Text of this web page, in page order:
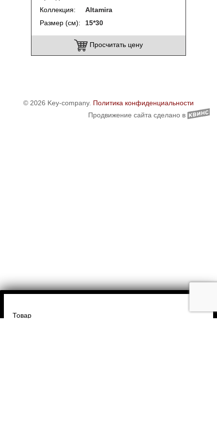
Коллекция
Altamira
Размер (см)
15*30
Просчитать цену
© 2026 Key-company. Политика конфиденциальности
Продвижение сайта сделано в
Товар